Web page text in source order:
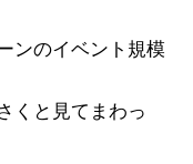
ンのイベント規模
くと見てまわっ